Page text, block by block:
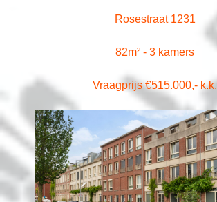
Rosestraat 1231
82m² - 3 kamers
Vraagprijs €515.000,- k.k.